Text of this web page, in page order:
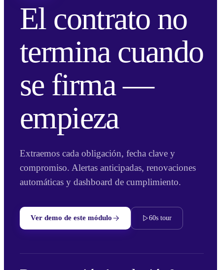
El contrato no
termina cuando
se firma —
empieza
Extraemos cada obligación, fecha clave y
compromiso. Alertas anticipadas, renovaciones
automáticas y dashboard de cumplimiento.
Ver demo de este módulo 60s tour